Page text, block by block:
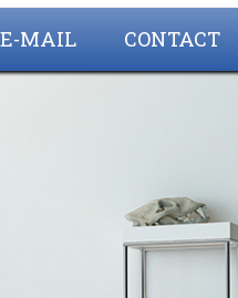
E-MAIL CONTACT